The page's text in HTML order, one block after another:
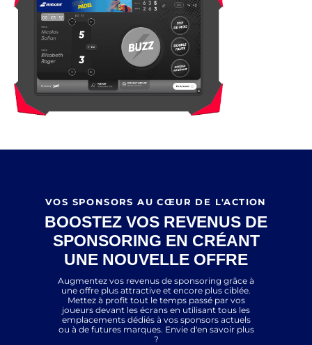
VOS SPONSORS AU CŒUR DE L'ACTION
BOOSTEZ VOS REVENUS DE
SPONSORING EN CRÉANT
UNE NOUVELLE OFFRE
Augmentez vos revenus de sponsoring grâce à
une offre plus attractive et encore plus ciblée.
Mettez à profit tout le temps passé par vos
joueurs devant les écrans en utilisant tous les
emplacements dédiés à vos sponsors actuels
ou à de futures marques. Envie d'en savoir plus
?